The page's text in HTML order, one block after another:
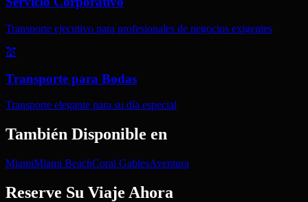
Transporte ejecutivo para profesionales de negocios exigentes
💒
Transporte para Bodas
Transporte elegante para su día especial
También Disponible en
MiamiMiami BeachCoral GablesAventura
Reserve Su Viaje Ahora